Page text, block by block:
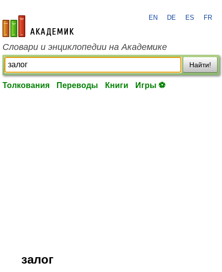
academic.ru
EN DE ES FR
Словари и энциклопедии на Академике
Найти!
Толкования Переводы Книги Игры ⚽
залог